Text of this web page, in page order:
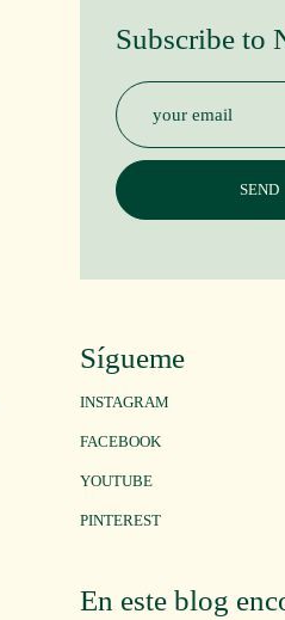
Subscribe to
Sígueme
INSTAGRAM
FACEBOOK
YOUTUBE
PINTEREST
En este blog